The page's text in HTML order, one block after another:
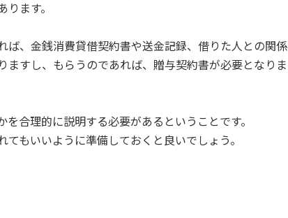
ます。
ば、金銭消費貸借契約書や送金記録、借りた人との関係
ますし、もらうのであれば、贈与契約書が必要となりま
合理的に説明する必要があるということです。
もいいように準備しておくと良いでしょう。